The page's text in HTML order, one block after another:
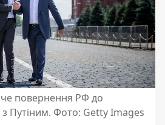
повернення РФ до
з Путіним. Фото: Getty Images